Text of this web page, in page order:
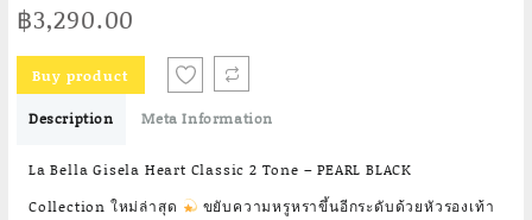
฿3,290.00
Buy product
Description Meta Information
La Bella Gisela Heart Classic 2 Tone – PEARL BLACK
Collection ใหม่ล่าสุด
ขยับความหรูหราขึ้นอีกระดับด้วยหัวรองเท้า